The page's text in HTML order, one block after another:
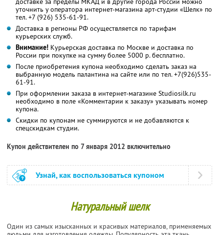
уточнить у оператора интернет-магазина арт-студии «Шелк» по
тел. +7 (926) 535-61-91.
Доставка в регионы РФ осуществляется по тарифам
курьерских служб.
Внимание! Курьерская доставка по Москве и доставка по
России при покупке на сумму более 5000 р. бесплатно.
После приобретения купона необходимо сделать заказ на
выбранную модель палантина на сайте или по тел. +7(926)535-
61-91.
При оформлении заказа в интернет-магазине Studiosilk.ru
необходимо в поле «Комментарии к заказу» указывать номер
купона.
Скидки по купонам не суммируются и не добавляются к
спецскидкам студии.
Купон действителен по 7 января 2012 включительно
Узнай, как воспользоваться купоном
Натуральный шелк
Один из самых изысканных и красивых материалов, применяемых